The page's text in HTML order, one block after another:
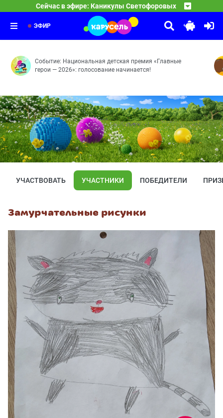
Сейчас в эфире: Каникулы Светофоровых
10 серия
10:00
Маша и Медведь
Мохнатые качели — Кое-кто в сапогах — Грязное
Смешарики
Рояль — Энергия храпа — Молочное пари — Аноним —
ЭФИР
Событие: Национальная детская премия «Главные
герои — 2026»: голосование начинается!
УЧАСТВОВАТЬ УЧАСТНИКИ ПОБЕДИТЕЛИ
Замурчательные рисунки